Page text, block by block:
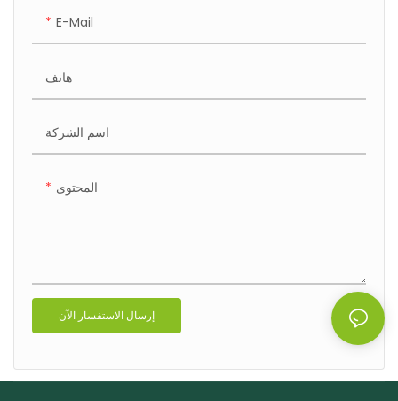
E-Mail
هاتف
اسم الشركة
المحتوى
إرسال الاستفسار الآن